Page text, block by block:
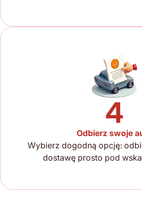
4
Odbierz swoje
Wybierz dogodną opcję:
dostawę prosto pod